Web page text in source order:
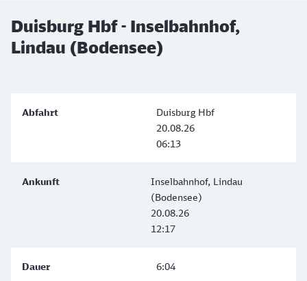
Duisburg Hbf - Inselbahnhof,
Lindau (Bodensee)
Duisburg Hbf
20.08.26
06:13
Inselbahnhof, Lindau
(Bodensee)
20.08.26
12:17
6:04